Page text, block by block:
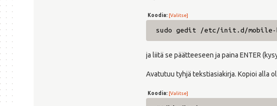
Koodia: [Valitse]
sudo gedit /etc/init.d/mobile-
ja liitä se päätteeseen ja paina ENTER
Avatutuu tyhjä tekstiasiakirja. Kopioi alla
Koodia: [Valitse]